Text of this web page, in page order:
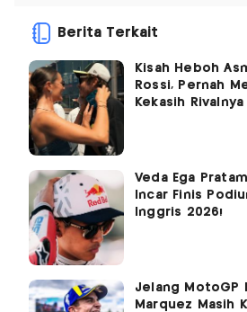
Berita Terkait
Kisah Heboh
Rossi, Pernah
Kekasih
Veda Ega
Incar Finis
Inggris 2026!
Jelang MotoGP
Marquez Masih